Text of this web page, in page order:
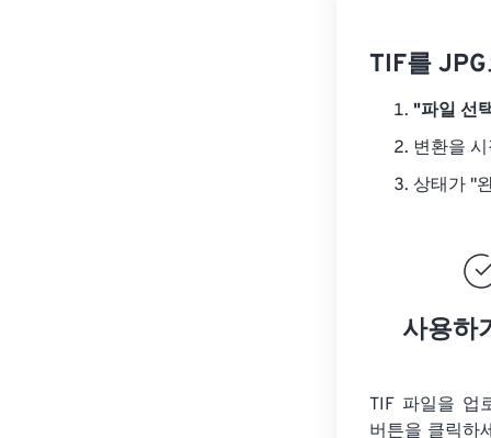
TIF를
"파일 선
변환을
상태가 "
사용하
TIF 파일을 업
버튼을 클릭하